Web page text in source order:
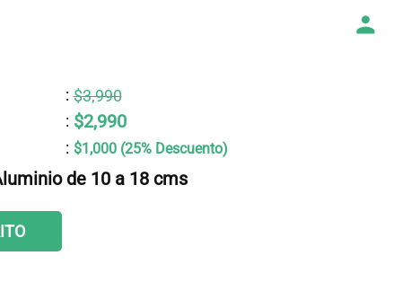
: $3,990
: $2,990
: $1,000 (25% Descuento)
de 10 a 18 cms